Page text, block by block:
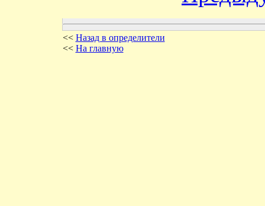
<< Назад в определители
<< На главную